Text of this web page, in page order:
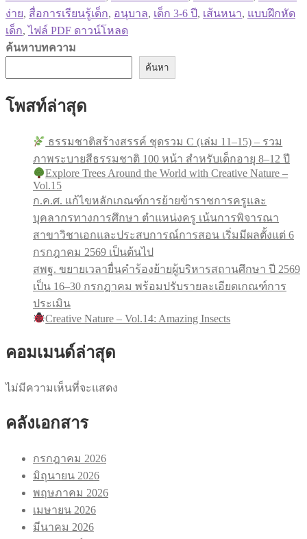
ง่าย, สื่อการเรียนรู้เด็ก, อนุบาล, เด็ก 3-6 ปี, เส้นหนา, แบบฝึกหัด
เด็ก,ไฟล์ PDF ดาวน์โหลด
ค้นหาบทความ
ค้นหา
โพสท์ล่าสุด
ธรรมชาติสร้างสรรค์ ชุดรวม C (เล่ม 11–15) – รวม
ภาพระบายสีธรรมชาติ 100 หน้า สำหรับเด็กอายุ 8–12 ปี
Explore Trees Around the World with Creative Nature –
Vol.15
ก.ค.ศ. แก้ไขหลักเกณฑ์การย้ายข้าราชการครูและ
บุคลากรทางการศึกษา ตำแหน่งครู เน้นการพิจารณา
สาขาวิชาเอกและประสบการณ์การสอน เริ่มมีผลตั้งแต่ 6
กรกฎาคม 2569 เป็นต้นไป
สพฐ. ขยายเวลายื่นคำร้องย้ายผู้บริหารสถานศึกษา ปี 2569
เป็น 16–30 กรกฎาคม พร้อมปรับรายละเอียดเกณฑ์การ
ประเมิน
Creative Nature – Vol.14: Amazing Insects
คอมเมนด์ล่าสุด
ไม่มีความเห็นที่จะแสดง
คลังเอกสาร
กรกฎาคม 2026
มิถุนายน 2026
พฤษภาคม 2026
เมษายน 2026
มีนาคม 2026